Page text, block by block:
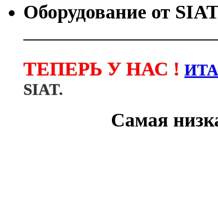
Оборудование от
ТЕПЕРЬ У НАС !
SIAT.
Самая